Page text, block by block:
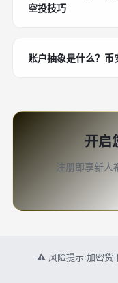
空投技巧
账户抽象是什么？
开启
注册即享新人
⚠ 风险提示:加密货